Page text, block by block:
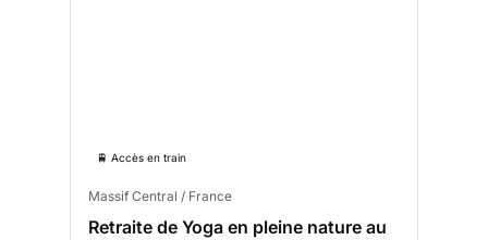
🚆 Accès en train
Massif Central / France
Retraite de Yoga en pleine nature au